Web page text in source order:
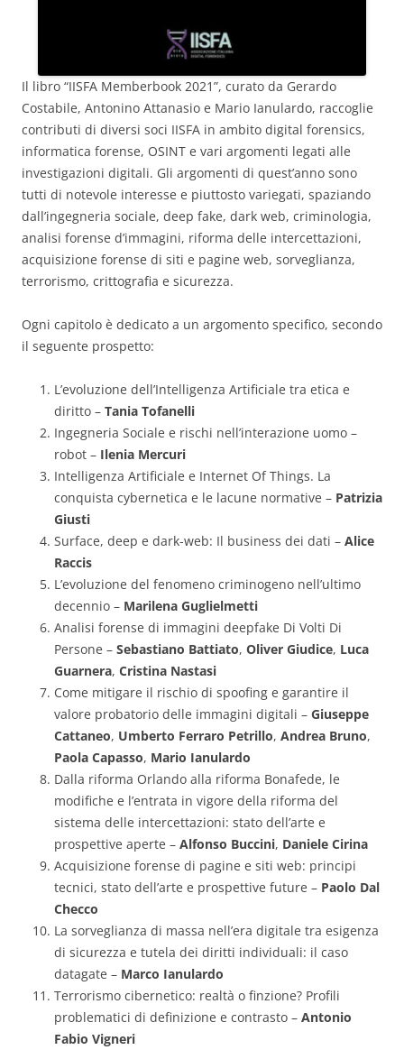
Il libro “IISFA Memberbook 2021”, curato da Gerardo
Costabile, Antonino Attanasio e Mario Ianulardo, raccoglie
contributi di diversi soci IISFA in ambito digital forensics,
informatica forense, OSINT e vari argomenti legati alle
investigazioni digitali. Gli argomenti di quest’anno sono
tutti di notevole interesse e piuttosto variegati, spaziando
dall’ingegneria sociale, deep fake, dark web, criminologia,
analisi forense d’immagini, riforma delle intercettazioni,
acquisizione forense di siti e pagine web, sorveglianza,
terrorismo, crittografia e sicurezza.
Ogni capitolo è dedicato a un argomento specifico, secondo
il seguente prospetto:
L’evoluzione dell’Intelligenza Artificiale tra etica e
diritto – Tania Tofanelli
Ingegneria Sociale e rischi nell’interazione uomo –
robot – Ilenia Mercuri
Intelligenza Artificiale e Internet Of Things. La
conquista cybernetica e le lacune normative – Patrizia
Giusti
Surface, deep e dark-web: Il business dei dati – Alice
Raccis
L’evoluzione del fenomeno criminogeno nell’ultimo
decennio – Marilena Guglielmetti
Analisi forense di immagini deepfake Di Volti Di
Persone – Sebastiano Battiato, Oliver Giudice, Luca
Guarnera, Cristina Nastasi
Come mitigare il rischio di spoofing e garantire il
valore probatorio delle immagini digitali – Giuseppe
Cattaneo, Umberto Ferraro Petrillo, Andrea Bruno,
Paola Capasso, Mario Ianulardo
Dalla riforma Orlando alla riforma Bonafede, le
modifiche e l’entrata in vigore della riforma del
sistema delle intercettazioni: stato dell’arte e
prospettive aperte – Alfonso Buccini, Daniele Cirina
Acquisizione forense di pagine e siti web: principi
tecnici, stato dell’arte e prospettive future – Paolo Dal
Checco
La sorveglianza di massa nell’era digitale tra esigenza
di sicurezza e tutela dei diritti individuali: il caso
datagate – Marco Ianulardo
Terrorismo cibernetico: realtà o finzione? Profili
problematici di definizione e contrasto – Antonio
Fabio Vigneri